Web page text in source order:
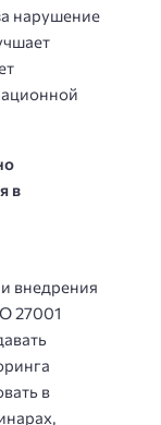
нарушение
в
внедрения
27001
в